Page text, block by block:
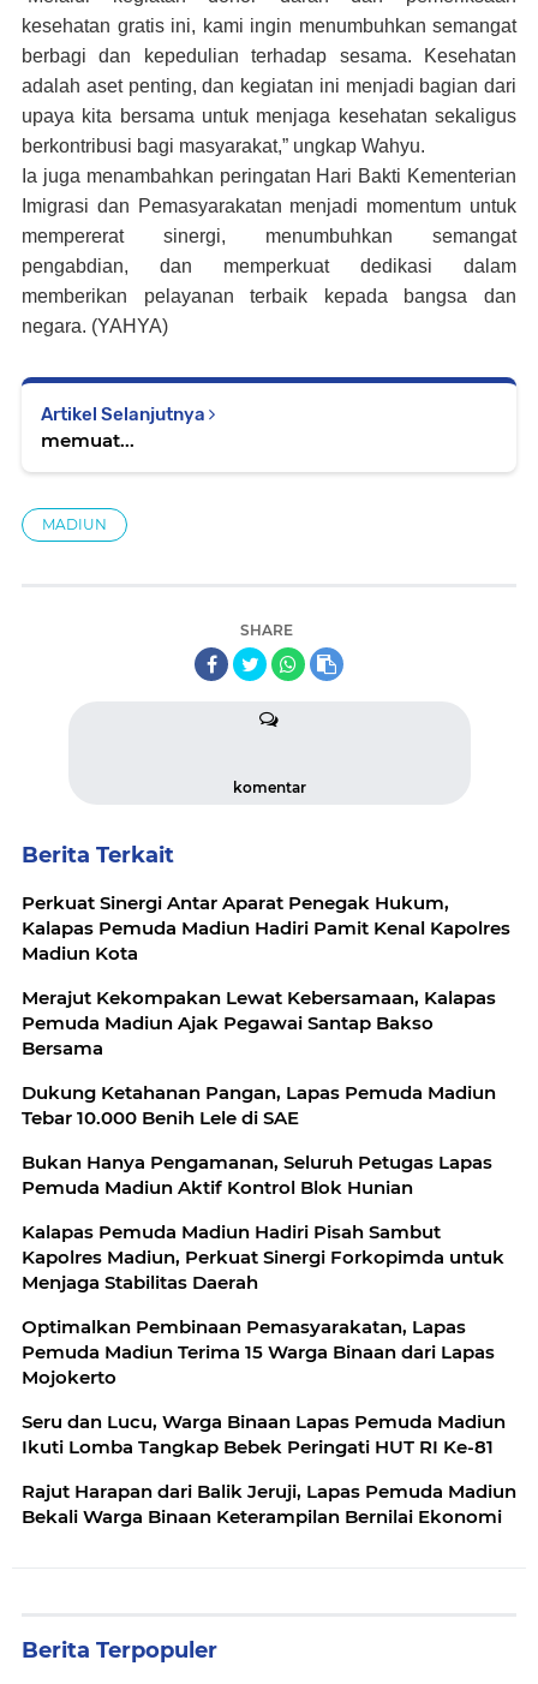
kesehatan gratis ini, kami ingin menumbuhkan semangat
berbagi dan kepedulian terhadap sesama. Kesehatan
adalah aset penting, dan kegiatan ini menjadi bagian dari
upaya kita bersama untuk menjaga kesehatan sekaligus
berkontribusi bagi masyarakat,” ungkap Wahyu.
Ia juga menambahkan peringatan Hari Bakti Kementerian
Imigrasi dan Pemasyarakatan menjadi momentum untuk
mempererat sinergi, menumbuhkan semangat
pengabdian, dan memperkuat dedikasi dalam
memberikan pelayanan terbaik kepada bangsa dan
negara. (YAHYA)
Artikel Selanjutnya
memuat...
MADIUN
SHARE
komentar
Berita Terkait
Perkuat Sinergi Antar Aparat Penegak Hukum,
Kalapas Pemuda Madiun Hadiri Pamit Kenal Kapolres
Madiun Kota
Merajut Kekompakan Lewat Kebersamaan, Kalapas
Pemuda Madiun Ajak Pegawai Santap Bakso
Bersama
Dukung Ketahanan Pangan, Lapas Pemuda Madiun
Tebar 10.000 Benih Lele di SAE
Bukan Hanya Pengamanan, Seluruh Petugas Lapas
Pemuda Madiun Aktif Kontrol Blok Hunian
Kalapas Pemuda Madiun Hadiri Pisah Sambut
Kapolres Madiun, Perkuat Sinergi Forkopimda untuk
Menjaga Stabilitas Daerah
Optimalkan Pembinaan Pemasyarakatan, Lapas
Pemuda Madiun Terima 15 Warga Binaan dari Lapas
Mojokerto
Seru dan Lucu, Warga Binaan Lapas Pemuda Madiun
Ikuti Lomba Tangkap Bebek Peringati HUT RI Ke-81
Rajut Harapan dari Balik Jeruji, Lapas Pemuda Madiun
Bekali Warga Binaan Keterampilan Bernilai Ekonomi
Berita Terpopuler